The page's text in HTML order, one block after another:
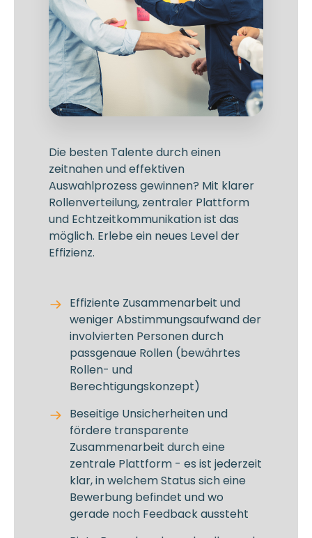
Die besten Talente durch einen
zeitnahen und effektiven
Auswahlprozess gewinnen? Mit klarer
Rollenverteilung, zentraler Plattform
und Echtzeitkommunikation ist das
möglich. Erlebe ein neues Level der
Effizienz.
Effiziente Zusammenarbeit und
weniger Abstimmungsaufwand der
involvierten Personen durch
passgenaue Rollen (bewährtes
Rollen- und
Berechtigungskonzept)
Beseitige Unsicherheiten und
fördere transparente
Zusammenarbeit durch eine
zentrale Plattform - es ist jederzeit
klar, in welchem Status sich eine
Bewerbung befindet und wo
gerade noch Feedback aussteht